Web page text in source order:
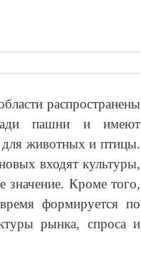
распространены
пашни и имеют
для животных и птицы.
входят культуры,
значение. Кроме того,
формируется по
рынка, спроса и